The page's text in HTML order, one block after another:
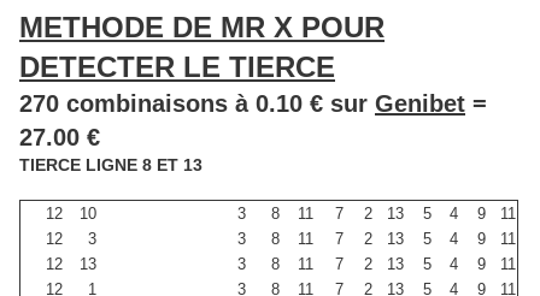
METHODE DE MR X POUR
DETECTER LE TIERCE
270 combinaisons à 0.10 € sur Genibet =
27.00 €
TIERCE LIGNE 8 ET 13
12 10 3 8 11 7 2 13 5 4 9
11
12
3 3 8 11 7 2 13 5 4 9
11
12
13 3 8 11 7 2 13 5 4 9
11
12
1 3 8 11 7 2 13 5 4 9
11